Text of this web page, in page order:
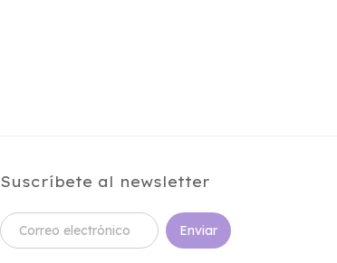
Suscríbete al newsletter